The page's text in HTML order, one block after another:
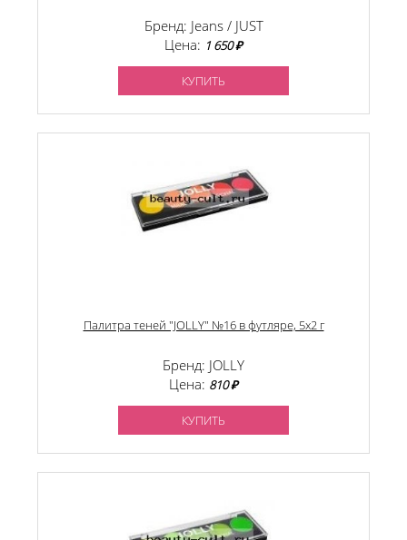
Бренд: Jeans / JUST
Цена: 1 650 ₽
КУПИТЬ
Палитра теней "JOLLY" №16 в футляре, 5х2 г
Бренд: JOLLY
Цена: 810 ₽
КУПИТЬ